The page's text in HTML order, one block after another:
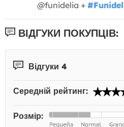
@funidelia +
ВІДГУКИ ПОКУПЦІВ:
Відгуки 4
Середній рейтинг:
Розмір: